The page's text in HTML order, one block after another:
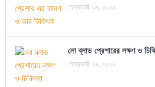
ফেব্রুয়ারি ২৬, ২০২০
লো ব্লাড প্রেশারের লক্ষণ ও
ফেব্রুয়ারি ২৬, ২০২০